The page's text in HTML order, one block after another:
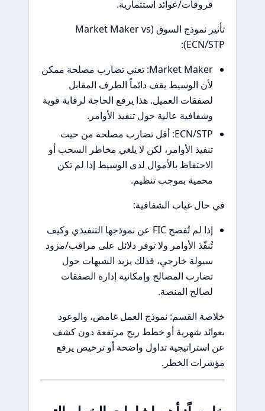
عوائد استثمارية.
تأثير نموذج السوق (Market Maker vs
Market Maker: تعني تضارب مصلحة ممكن
الوسيط يقف دائماً الطرف المقابل
العميل. هذا يرفع الحاجة لرقابة قوية
عالية حول تنفيذ الأوامر.
ECN/STP: أقل تضارب مصلحة من حيث
الأوامر، لكن لا يلغي مخاطر السحب أو
بالأموال لدى الوسيط إذا لم تكن
بموجب تنظيم.
غياب الشفافية:
إذا لم تُفصح FIC عن نموذجها التنفيذي وكيف
الأوامر ولا توفر دلائل على مراقب/مزود
خارجي، فذلك يزيد الشبهات حول
المصالح وإمكانية إدارة الصفقات
المنصة.
القسم: نموذج العمل غامض، والوعود
شهرية أو خطط ربح مرتفعة دون كشف
تداول واضحة أو ترخيص يرفع
الخطر.